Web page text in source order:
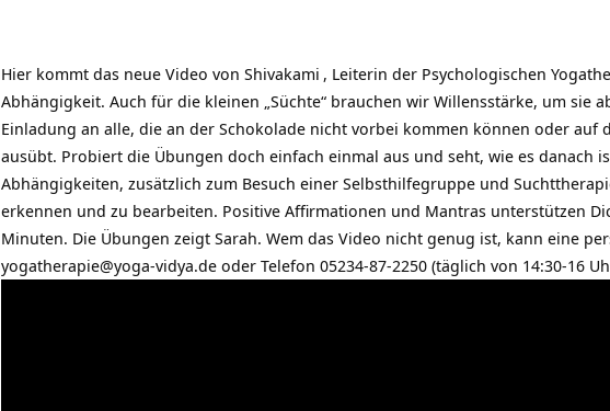
Hier kommt das neue Video von Shivakami , Leiterin der Psychologischen
Abhängigkeit. Auch für die kleinen „Süchte“ brauchen wir Willensstärke, um sie
Einladung an alle, die an der Schokolade nicht vorbei kommen können oder auf
ausübt. Probiert die Übungen doch einfach einmal aus und seht, wie es danach
Abhängigkeiten, zusätzlich zum Besuch einer Selbsthilfegruppe und
erkennen und zu bearbeiten. Positive Affirmationen und Mantras unterstützen
Minuten. Die Übungen zeigt Sarah. Wem das Video nicht genug ist, kann eine
yogatherapie@yoga-vidya.de oder Telefon 05234-87-2250 (täglich von 14:30-16